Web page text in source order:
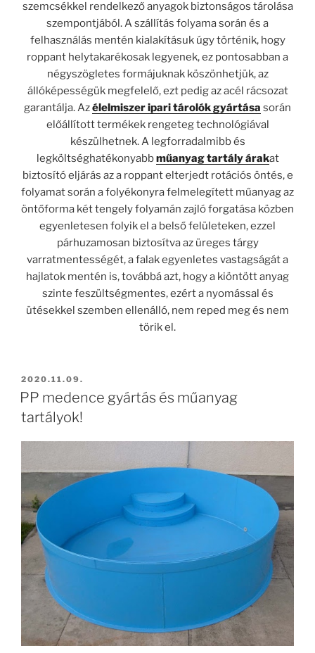
szemcsékkel rendelkező anyagok biztonságos tárolása
szempontjából. A szállítás folyama során és a
felhasználás mentén kialakításuk úgy történik, hogy
roppant helytakarékosak legyenek, ez pontosabban a
négyszögletes formájuknak köszönhetjük, az
állóképességük megfelelő, ezt pedig az acél rácsozat
garantálja. Azélelmiszer ipari tárolók gyártása során
előállított termékek rengeteg technológiával
készülhetnek. A legforradalmibb és
legköltséghatékonyabbműanyag tartály árakat
biztosító eljárás az a roppant elterjedt rotációs öntés, e
folyamat során a folyékonyra felmelegített műanyag az
öntőforma két tengely folyamán zajló forgatása közben
egyenletesen folyik el a belső felületeken, ezzel
párhuzamosan biztosítva az üreges tárgy
varratmentességét, a falak egyenletes vastagságát a
hajlatok mentén is, továbbá azt, hogy a kiöntött anyag
szinte feszültségmentes, ezért a nyomással és
ütésekkel szemben ellenálló, nem reped meg és nem
törik el.
BEKÜLDVE:
2020.11.09.
PP medence gyártás és műanyag
tartályok!